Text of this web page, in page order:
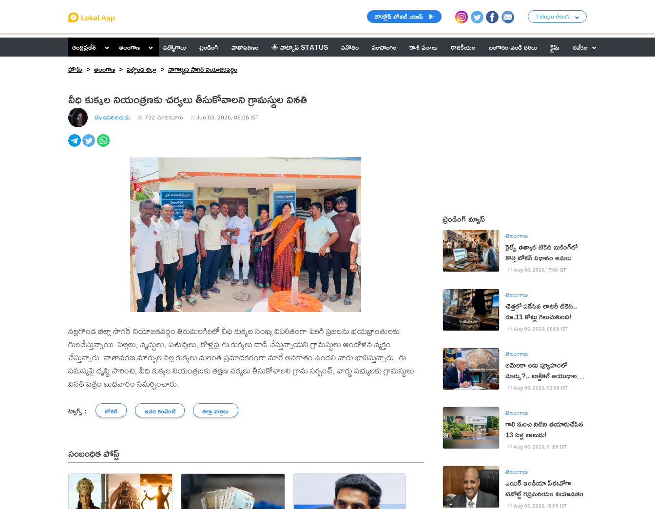
డౌన్లోడ్ లోకల్ యాప్ Telugu తెలుగు
ఆంధ్రప్రదేశ్ తెలంగాణ ఉద్యోగాలు ట్రెండింగ్ వాతావరణం 🌟 వాట్సాప్ STATUS వినోదం పంచాంగం రాశి ఫలాలు రాజకీయం బంగారం-వెండి ధరలు క్రైమ్
అనేకం
హోమ్
తెలంగాణ నల్గొండ జిల్లా నాగార్జున సాగర్ నియోజకవర్గం
వీధి కుక్కల నియంత్రణకు చర్యలు తీసుకోవాలని గ్రామస్థుల వినతి
By అపరిచితుడు 732 చూసినవారు Jun 03, 2026, 08:06 IST
నల్లగొండ జిల్లా సాగర్ నియోజకవర్గం తిరుమలగిరిలో వీధి కుక్కల సంఖ్య విపరీతంగా పెరిగి ప్రజలను భయభ్రాంతులకు
గురిచేస్తున్నాయి. పిల్లలు, వృద్ధులు, పశువులు, కోళ్లపై ఈ కుక్కలు దాడి చేస్తున్నాయని గ్రామస్థులు ఆందోళన వ్యక్తం
చేస్తున్నారు. వాతావరణ మార్పుల వల్ల కుక్కలు మరింత ప్రమాదకరంగా మారే అవకాశం ఉందని వారు భావిస్తున్నారు. ఈ
సమస్యపై దృష్టి సారించి, వీధి కుక్కల నియంత్రణకు తక్షణ చర్యలు తీసుకోవాలని గ్రామ సర్పంచ్, వార్డు సభ్యులకు గ్రామస్థులు
వినతి పత్రం బుధవారం సమర్పించారు.
ట్యాగ్స్ : లోకల్ ఇతర కంటెంట్ జిల్లా వార్తలు
సంబంధిత పోస్ట్
ట్రెండింగ్ న్యూస్
తెలంగాణ
రైల్వే తత్కాల్ టికెట్ బుకింగ్‌లో
కొత్త టోకెన్ విధానం అమలు
Aug 06, 2026, 17:08 IST
తెలంగాణ
చెత్తలో పడేసిన లాటరీ టికెట్..
రూ.11 కోట్లు గెలుచుకుంది!
Aug 06, 2026, 06:08 IST
తెలంగాణ
అమెరికా అణు వ్యూహంలో
మార్పు?.. టాక్టికల్ ఆయుధాలకు
ప్రాధాన్యం!
Aug 06, 2026, 02:08 IST
తెలంగాణ
గాలి నుంచి నీటిని తయారుచేసిన
13 ఏళ్ల బాలుడు!
Aug 06, 2026, 01:08 IST
తెలంగాణ
ఎయిర్ ఇండియా సీఈవోగా
టెవోల్డే గెబ్రెమరియం నియామకం
Aug 05, 2026, 16:08 IST